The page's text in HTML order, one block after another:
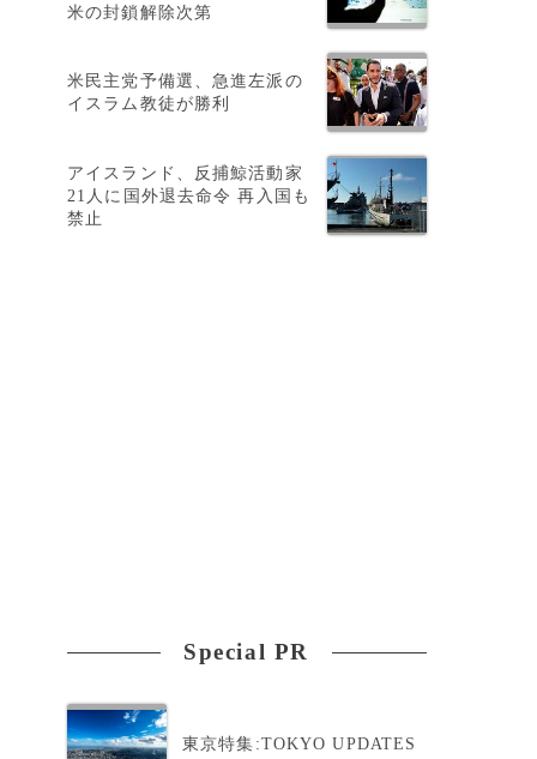
米の封鎖解除次第
米民主党予備選、急進左派の
イスラム教徒が勝利
アイスランド、反捕鯨活動家
21人に国外退去命令 再入国も
禁止
Special PR
東京特集:TOKYO UPDATES